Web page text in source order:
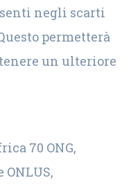
negli scarti
permetterà
un ulteriore
70 ONG,